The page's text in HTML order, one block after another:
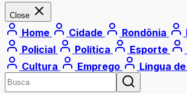
Close
Home Cidade Rondônia
Policial
Política Esporte
Cultura
Emprego Língua